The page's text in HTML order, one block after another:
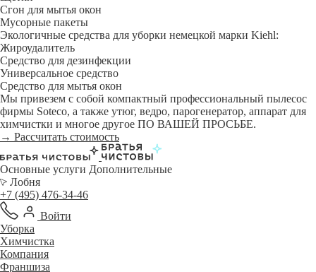
Сгон для мытья окон
Мусорные пакеты
Экологичные средства для уборки немецкой марки Kiehl:
Жироудалитель
Средство для дезинфекции
Универсальное средство
Средство для мытья окон
Мы привезем с собой компактный профессиональный пылесос
фирмы Soteco, а также утюг, ведро, парогенератор, аппарат для
химчистки и многое другое ПО ВАШЕЙ ПРОСЬБЕ.
→ Рассчитать стоимость
Основные услуги Дополнительные
Лобня
+7 (495) 476-34-46
Войти
Уборка
Химчистка
Компания
Франшиза